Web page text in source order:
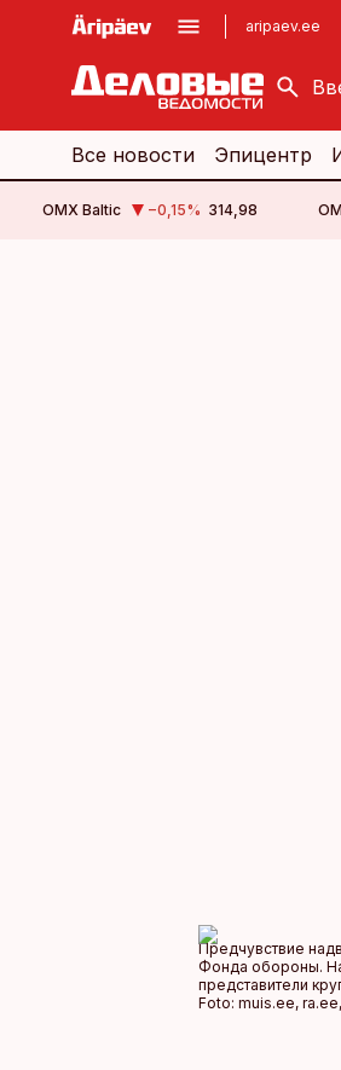
aripaev.ee
kinnisvarauudised.ee
logistikauudised.ee
Все новости Эпицентр
OMX Baltic −0,15% 314,98
Предчувствие
Фонда обороны. На
представители
Foto: muis.ee,